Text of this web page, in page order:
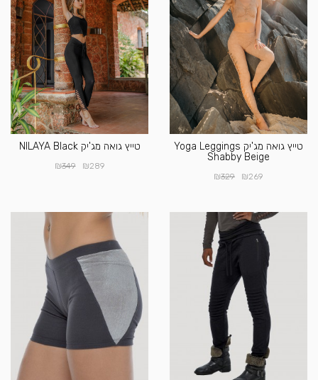
טייץ גואה מג'יק Yoga Leggings
Shabby Beige
₪269
₪329
טייץ גואה מג'יק NILAYA Black
₪289
₪349